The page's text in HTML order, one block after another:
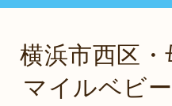
横浜市西区
マイルベビ